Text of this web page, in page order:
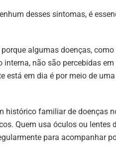
desses sintomas, é
algumas doenças,
não são percebidas
está em dia é por meio de
histórico familiar de doenças
Quem usa óculos ou lentes
para acompanhar